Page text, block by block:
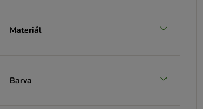
Materiál
Barva